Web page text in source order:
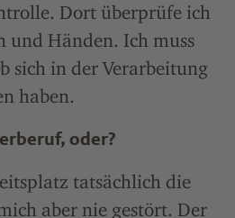
Dort überprüfe ich
und Händen. Ich muss
sich in der Verarbeitung
haben.
oder?
tatsächlich die
aber nie gestört. Der